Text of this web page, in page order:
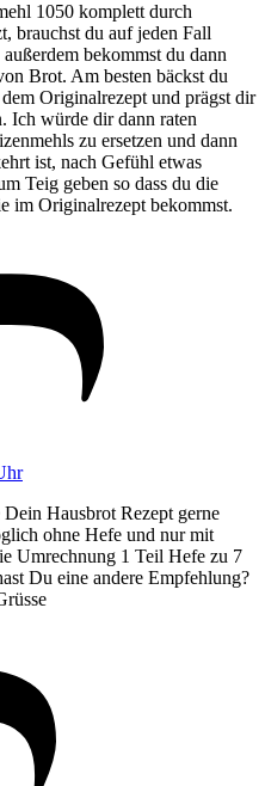
1050 komplett durch
brauchst du auf jeden Fall
bekommst du dann
Brot. Am besten bäckst du
Originalrezept und prägst dir
Ich würde dir dann raten
zu ersetzen und dann
ist, nach Gefühl etwas
Teig geben so dass du die
im Originalrezept bekommst.
Hausbrot Rezept gerne
ohne Hefe und nur mit
Umrechnung 1 Teil Hefe zu 7
Du eine andere Empfehlung?